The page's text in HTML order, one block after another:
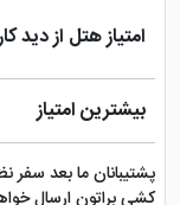
امتیاز هتل از دید
بیشترین امتیاز
پشتیبانان ما بعد
کشی براتون ارسال